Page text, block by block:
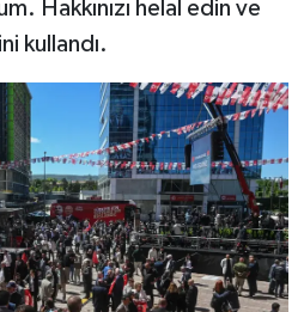
Hakkınızı helal edin ve
kullandı.